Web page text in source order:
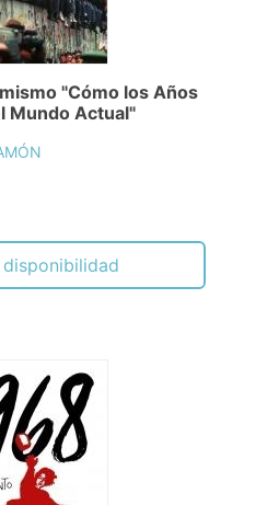
"Cómo los Años
Mundo Actual"